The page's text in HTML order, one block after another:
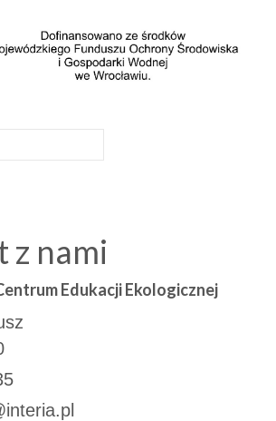
z nami
Edukacji Ekologicznej